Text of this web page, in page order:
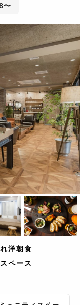
〜
洋朝食
ペース